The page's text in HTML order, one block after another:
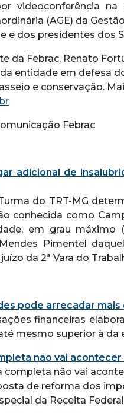
videoconferência
(AGE) da
e dos presidentes dos
da Febrac, Renato
entidade em defesa
e conservação.
Febrac
adicional de
do TRT-MG
conhecida como
em grau
Pimentel
da 2ª Vara do
pode arrecadar mais
financeiras
mesmo superior à da
não vai acontecer
não vai
de reforma dos
da Receita